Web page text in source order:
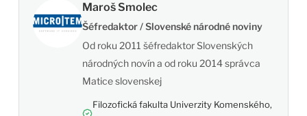
Maroš Smolec
Šéfredaktor / Slovenské národné noviny
Od roku 2011 šéfredaktor Slovenských
národných novín a od roku 2014 správca
Matice slovenskej
Filozofická fakulta Univerzity Komenského,